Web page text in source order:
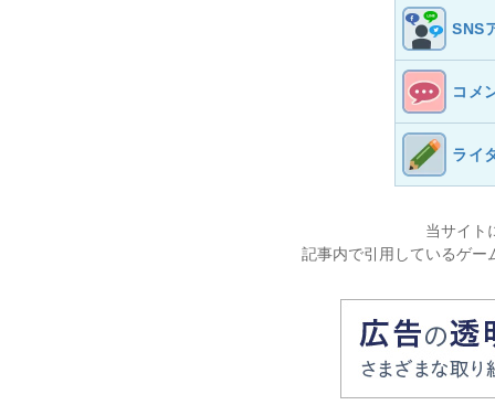
SNS
コメ
ライ
当サイト
記事内で引用しているゲー